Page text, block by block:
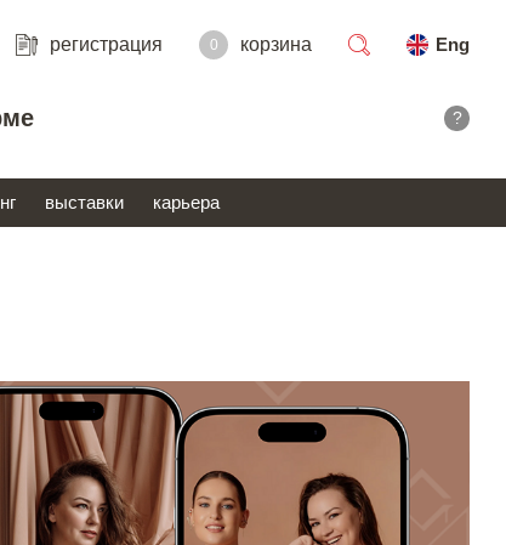
регистрация 0 корзина
Eng
?
выставки карьера